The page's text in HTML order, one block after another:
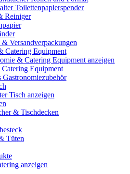
Toilettenpapierspender
Reiniger
Versandverpackungen
Catering Equipment
& Catering Equipment anzeigen
Equipment
Gastronomiezubehör
Tisch anzeigen
& Tischdecken
Tüten
anzeigen